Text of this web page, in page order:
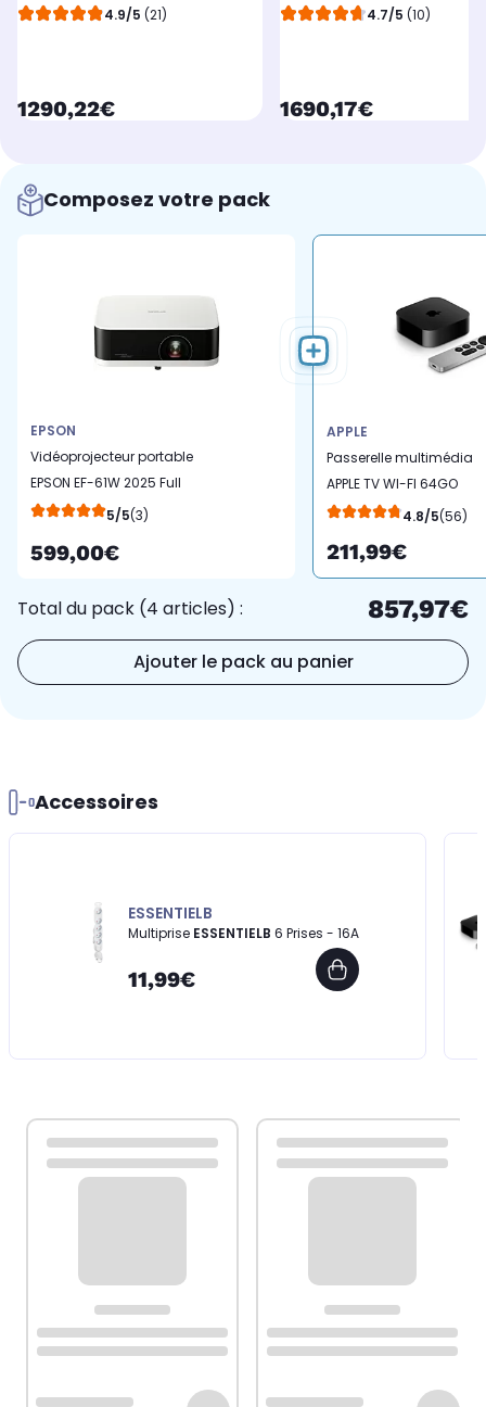
4.9/5 (21)
currentPrice
1290,22€
4.7/5 (10)
currentPrice
1690,17€
Composez votre pack
EPSON
Vidéoprojecteur portable
EPSON EF-61W 2025 Full
HD, Google TV
5/5(3)
599,00€
APPLE
Passerelle multimédia
APPLE TV WI-FI 64GO
2022
4.8/5(56)
211,99€
Total du pack (4 articles) : 857,97€
Ajouter le pack au panier
Accessoires
ESSENTIELB
Multiprise ESSENTIELB 6 Prises - 16A
11,99€